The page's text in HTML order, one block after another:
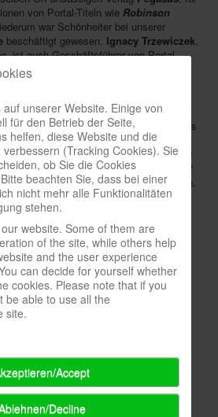
our own behalf
News archive
von Portal-Titeln wie Robinson
war Schönheiter bei unserer
beschäftigt gewesen. Ignacy Trzewiczek
, ist auch Geschäftsführer von Portal
sollen für Deutschland auch
Science-Fiction- und Fantasy-Genre
Neuauflage des Kartenspiels
nach deren Zusammenbruch spielt, das
Fiction-Kriegsspiel Cry Havoc
Hex 3.0. 2017 soll dieRobinson
Adventures on the Red Planet
sich zu Kampagnen verbinden lassen,
unserer Website. Einige von
für den Betrieb der Seite,
helfen, diese Website und die
(Tracking Cookies). Sie
ob Sie die Cookies
beachten Sie, dass bei einer
nicht mehr alle Funktionalitäten
stehen.
website. Some of them are
of the site, while others help
and the user experience
can decide for yourself whether
cookies. Please note that if you
be able to use all the
site.
Accept
Decline